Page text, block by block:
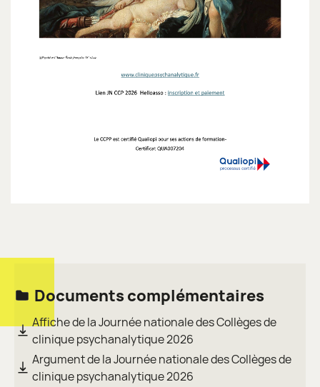
Documents complémentaires
Affiche de la Journée nationale des Collèges de
clinique psychanalytique 2026
Argument de la Journée nationale des Collèges de
clinique psychanalytique 2026